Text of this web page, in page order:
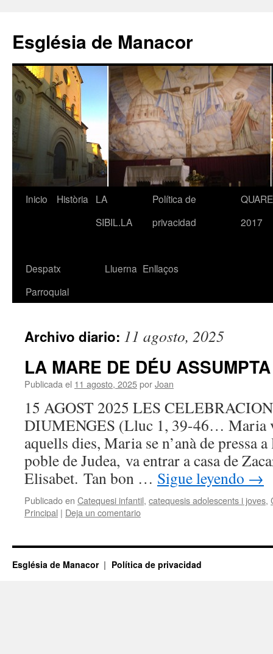
contenido
Església de Manacor
Inicio Història
LA
SIBIL.LA
Política de
privacidad
2017
Despatx
Parroquial
Lluerna Enllaços
Archivo diario: 11 agosto, 2025
LA MARE DE DÉU ASSUMPTA
Publicada el 11 agosto, 2025porJoan
15 AGOST 2025 LES
DIUMENGES (Lluc 1, 39-46… Maria
aquells dies, Maria se n’anà de pressa
poble de Judea, va entrar a casa de
Elisabet. Tan bon … Sigue leyendo →
Publicado en Catequesi infantil, catequesis adolescents i joves,
Principal | Deja un comentario
Església de Manacor Política de privacidad